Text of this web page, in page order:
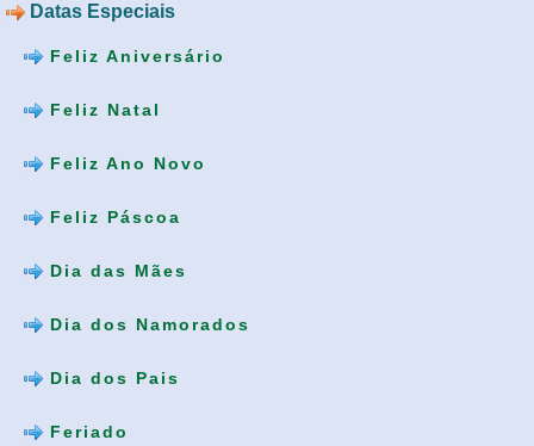
Datas Especiais
Feliz Aniversário
Feliz Natal
Feliz Ano Novo
Feliz Páscoa
Dia das Mães
Dia dos Namorados
Dia dos Pais
Feriado